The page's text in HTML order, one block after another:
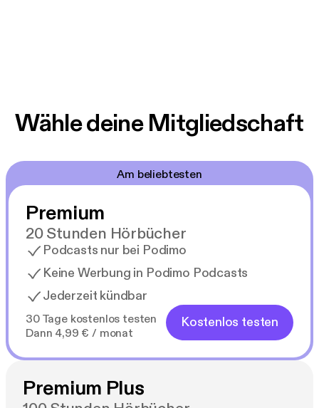
Wähle deine Mitgliedschaft
Am beliebtesten
Premium
20 Stunden Hörbücher
Podcasts nur bei Podimo
Keine Werbung in Podimo Podcasts
Jederzeit kündbar
30 Tage kostenlos testen
Dann 4,99 € / monat
Kostenlos testen
Premium Plus